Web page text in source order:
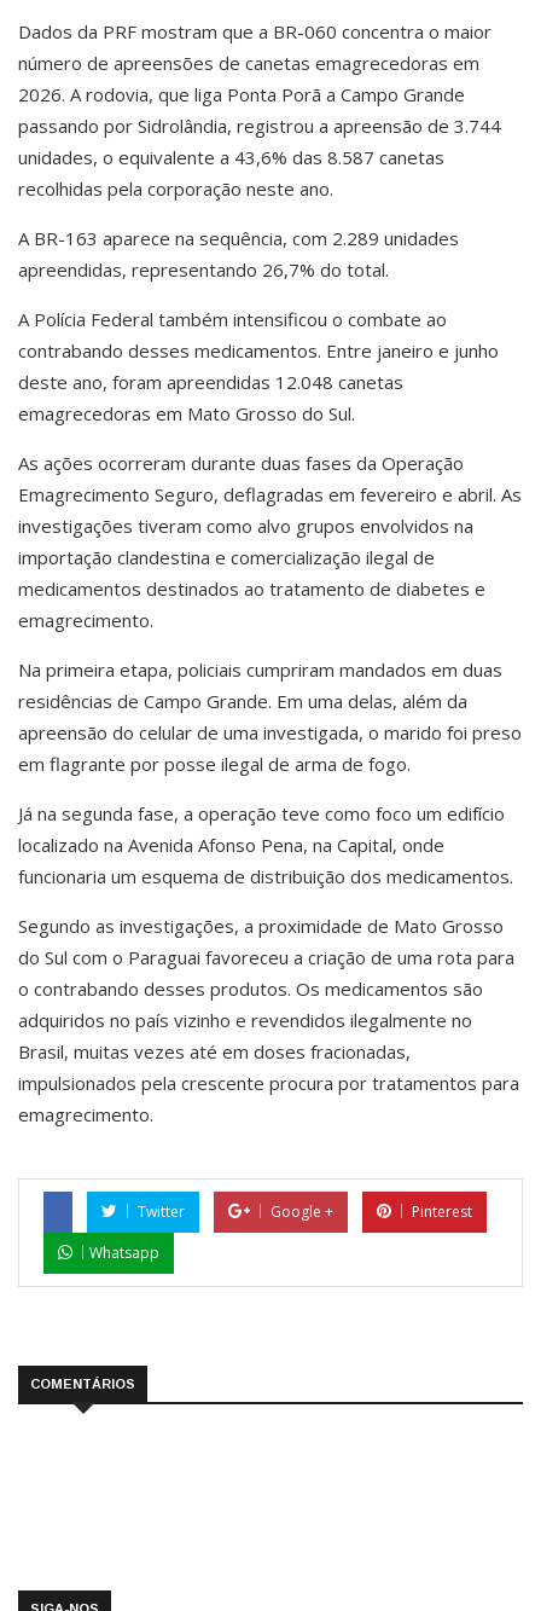
Dados da PRF mostram que a BR-060 concentra o maior
número de apreensões de canetas emagrecedoras em
2026. A rodovia, que liga Ponta Porã a Campo Grande
passando por Sidrolândia, registrou a apreensão de 3.744
unidades, o equivalente a 43,6% das 8.587 canetas
recolhidas pela corporação neste ano.
A BR-163 aparece na sequência, com 2.289 unidades
apreendidas, representando 26,7% do total.
A Polícia Federal também intensificou o combate ao
contrabando desses medicamentos. Entre janeiro e junho
deste ano, foram apreendidas 12.048 canetas
emagrecedoras em Mato Grosso do Sul.
As ações ocorreram durante duas fases da Operação
Emagrecimento Seguro, deflagradas em fevereiro e abril. As
investigações tiveram como alvo grupos envolvidos na
importação clandestina e comercialização ilegal de
medicamentos destinados ao tratamento de diabetes e
emagrecimento.
Na primeira etapa, policiais cumpriram mandados em duas
residências de Campo Grande. Em uma delas, além da
apreensão do celular de uma investigada, o marido foi preso
em flagrante por posse ilegal de arma de fogo.
Já na segunda fase, a operação teve como foco um edifício
localizado na Avenida Afonso Pena, na Capital, onde
funcionaria um esquema de distribuição dos medicamentos.
Segundo as investigações, a proximidade de Mato Grosso
do Sul com o Paraguai favoreceu a criação de uma rota para
o contrabando desses produtos. Os medicamentos são
adquiridos no país vizinho e revendidos ilegalmente no
Brasil, muitas vezes até em doses fracionadas,
impulsionados pela crescente procura por tratamentos para
emagrecimento.
Twitter Google +
Pinterest
Whatsapp
COMENTÁRIOS